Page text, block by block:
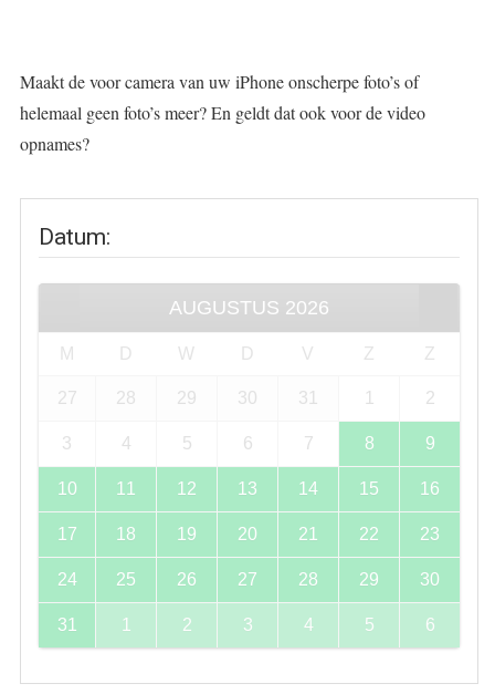
Maakt de voor camera van uw iPhone onscherpe foto’s of
helemaal geen foto’s meer? En geldt dat ook voor de video
opnames?
Datum:
AUGUSTUS 2026
M D W D V Z Z
27 28 29 30 31 1 2
3 4 5 6 7 8 9
10 11 12 13 14 15 16
17 18 19 20 21 22 23
24 25 26 27 28 29 30
31 1 2 3 4 5 6